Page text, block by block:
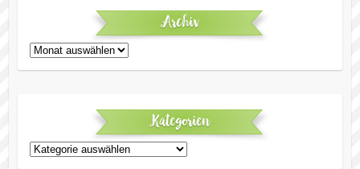
Archiv
Archiv
Kategorien
Kategorien